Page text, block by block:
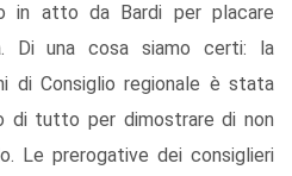
in atto da Bardi per placare
Di una cosa siamo certi: la
di Consiglio regionale è stata
di tutto per dimostrare di non
Le prerogative dei consiglieri